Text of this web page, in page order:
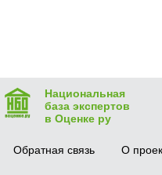
Национальная
база экспертов
в Оценке ру
Обратная связь О